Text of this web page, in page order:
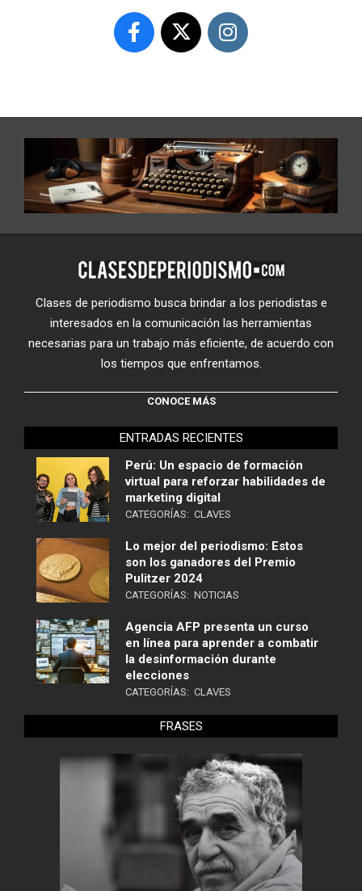
Clases de periodismo busca brindar a los periodistas e
interesados en la comunicación las herramientas
necesarias para un trabajo más eficiente, de acuerdo con
los tiempos que enfrentamos.
CONOCE MÁS
ENTRADAS RECIENTES
Perú: Un espacio de formación
virtual para reforzar habilidades de
marketing digital
CATEGORÍAS: CLAVES
Lo mejor del periodismo: Estos
son los ganadores del Premio
Pulitzer 2024
CATEGORÍAS: NOTICIAS
Agencia AFP presenta un curso
en línea para aprender a combatir
la desinformación durante
elecciones
CATEGORÍAS: CLAVES
FRASES